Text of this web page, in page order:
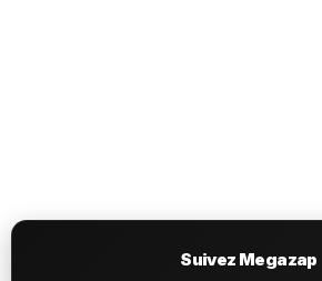
Suivez Megazap